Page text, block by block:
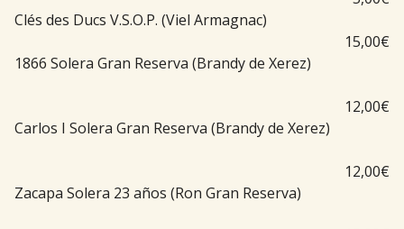
Clés des Ducs V.S.O.P. (Viel Armagnac)
15,00€
1866 Solera Gran Reserva (Brandy de Xerez)
12,00€
Carlos I Solera Gran Reserva (Brandy de Xerez)
12,00€
Zacapa Solera 23 años (Ron Gran Reserva)